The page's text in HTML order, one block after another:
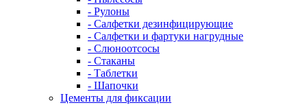
- Рулоны
- Салфетки дезинфицирующие
- Салфетки и фартуки нагрудные
- Слюноотсосы
- Стаканы
- Таблетки
- Шапочки
Цементы для фиксации